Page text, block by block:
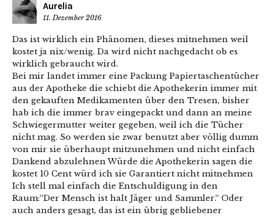
Aurelia
11. Dezember 2016
Das ist wirklich ein Phänomen, dieses mitnehmen weil
kostet ja nix/wenig. Da wird nicht nachgedacht ob es
wirklich gebraucht wird.
Bei mir landet immer eine Packung Papiertaschentücher
aus der Apotheke die schiebt die Apothekerin immer mit
den gekauften Medikamenten über den Tresen, bisher
hab ich die immer brav eingepackt und dann an meine
Schwiegermutter weiter gegeben, weil ich die Tücher
nicht mag. So werden sie zwar benutzt aber völlig dumm
von mir sie überhaupt mitzunehmen und nicht einfach
Dankend abzulehnen Würde die Apothekerin sagen die
kostet 10 Cent würd ich sie Garantiert nicht mitnehmen
Ich stell mal einfach die Entschuldigung in den
Raum:“Der Mensch ist halt Jäger und Sammler.“ Oder
auch anders gesagt, das ist ein übrig gebliebener